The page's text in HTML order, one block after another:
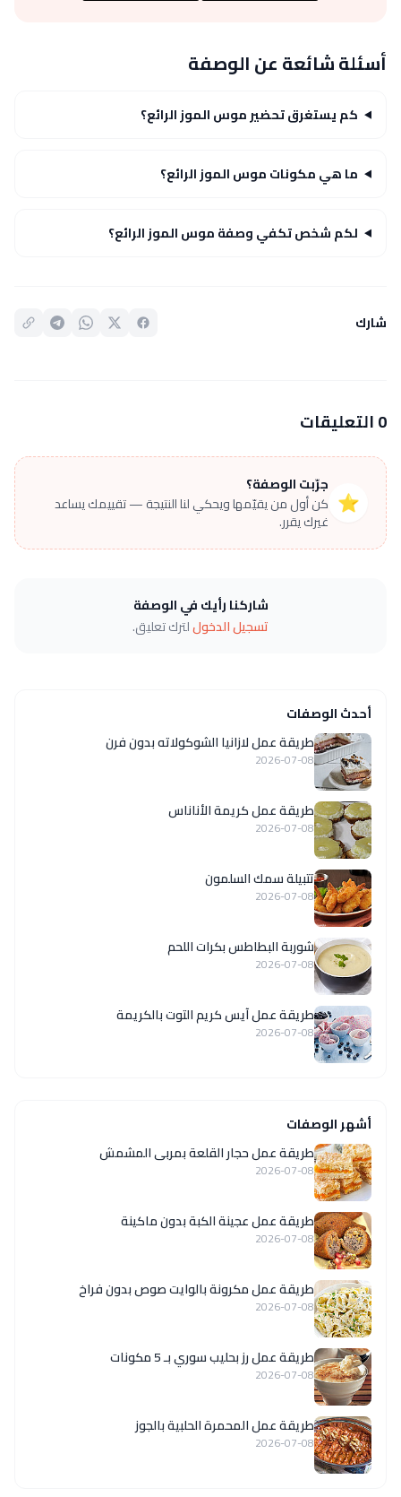
أسئلة شائعة عن الوصفة
كم يستغرق تحضير موس الموز الرائع؟
ما هي مكونات موس الموز الرائع؟
لكم شخص تكفي وصفة موس الموز الرائع؟
شارك
0 التعليقات
⭐
جرّبت الوصفة؟
كن أول من يقيّمها ويحكي لنا النتيجة — تقييمك يساعد
غيرك يقرر.
شاركنا رأيك في الوصفة
تسجيل الدخوللترك تعليق.
أحدث الوصفات
طريقة عمل لازانيا الشوكولاته بدون فرن
2026-07-08
طريقة عمل كريمة الأناناس
2026-07-08
تتبيلة سمك السلمون
2026-07-08
شوربة البطاطس بكرات اللحم
2026-07-08
طريقة عمل آيس كريم التوت بالكريمة
2026-07-08
أشهر الوصفات
طريقة عمل حجار القلعة بمربى المشمش
2026-07-08
طريقة عمل عجينة الكبة بدون ماكينة
2026-07-08
طريقة عمل مكرونة بالوايت صوص بدون فراخ
2026-07-08
طريقة عمل رز بحليب سوري بـ 5 مكونات
2026-07-08
طريقة عمل المحمرة الحلبية بالجوز
2026-07-08